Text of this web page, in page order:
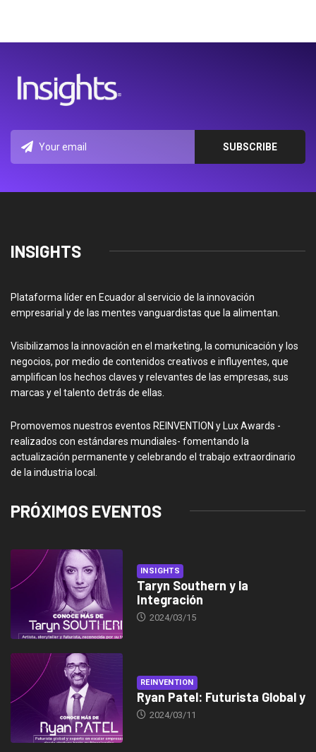
INSIGHTS
Plataforma líder en Ecuador al servicio de la innovación
empresarial y de las mentes vanguardistas que la alimentan.
Visibilizamos la innovación en el marketing, la comunicación y los
negocios, por medio de contenidos creativos e influyentes, que
amplifican los hechos claves y relevantes de las empresas, sus
marcas y el talento detrás de ellas.
Promovemos nuestros eventos REINVENTION y Lux Awards -
realizados con estándares mundiales- fomentando la
actualización permanente y celebrando el trabajo extraordinario
de la industria local.
PRÓXIMOS EVENTOS
INSIGHTS
Taryn Southern y la
Integración
2024/03/15
REINVENTION
Ryan Patel: Futurista Global y
2024/03/11